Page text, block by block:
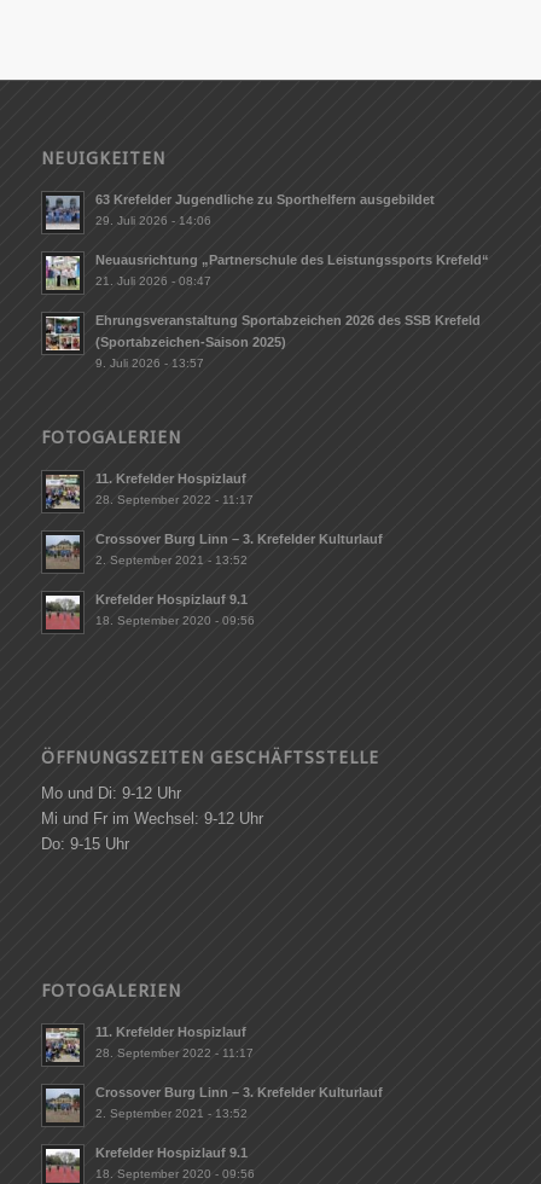
NEUIGKEITEN
63 Krefelder Jugendliche zu Sporthelfern ausgebildet
29. Juli 2026 - 14:06
Neuausrichtung „Partnerschule des Leistungssports Krefeld“
21. Juli 2026 - 08:47
Ehrungsveranstaltung Sportabzeichen 2026 des SSB Krefeld
(Sportabzeichen-Saison 2025)
9. Juli 2026 - 13:57
FOTOGALERIEN
11. Krefelder Hospizlauf
28. September 2022 - 11:17
Crossover Burg Linn – 3. Krefelder Kulturlauf
2. September 2021 - 13:52
Krefelder Hospizlauf 9.1
18. September 2020 - 09:56
ÖFFNUNGSZEITEN GESCHÄFTSSTELLE
Mo und Di: 9-12 Uhr
Mi und Fr im Wechsel: 9-12 Uhr
Do: 9-15 Uhr
FOTOGALERIEN
11. Krefelder Hospizlauf
28. September 2022 - 11:17
Crossover Burg Linn – 3. Krefelder Kulturlauf
2. September 2021 - 13:52
Krefelder Hospizlauf 9.1
18. September 2020 - 09:56